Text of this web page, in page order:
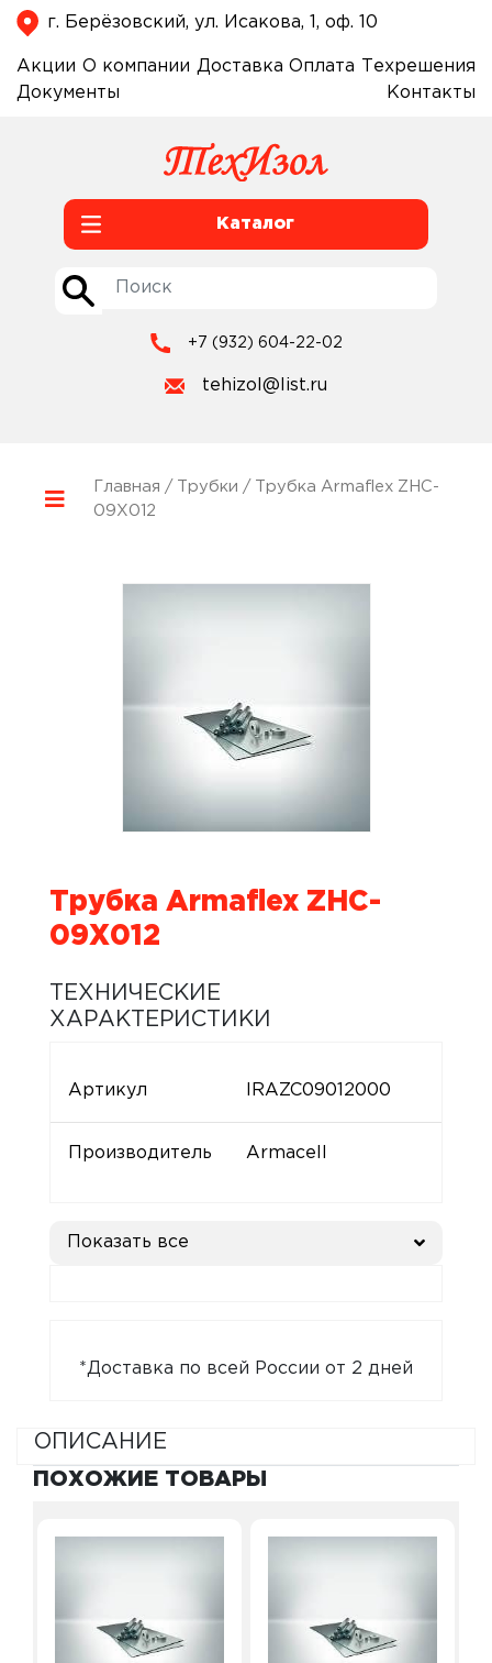
г. Берёзовский, ул. Исакова, 1, оф. 10
Акции О компании Доставка Оплата
Техрешения
Документы
Контакты
Каталог
+7 (932) 604-22-02
tehizol@list.ru
Главная / Трубки / Трубка Armaflex ZHC-
09X012
Трубка Armaflex ZHC-
09X012
ТЕХНИЧЕСКИЕ
ХАРАКТЕРИСТИКИ
Артикул IRAZC09012000
Производитель Armacell
Показать все
*Доставка по всей России от 2 дней
ОПИСАНИЕ
ПОХОЖИЕ ТОВАРЫ